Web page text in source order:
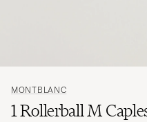
MONTBLANC
1 Rollerball M